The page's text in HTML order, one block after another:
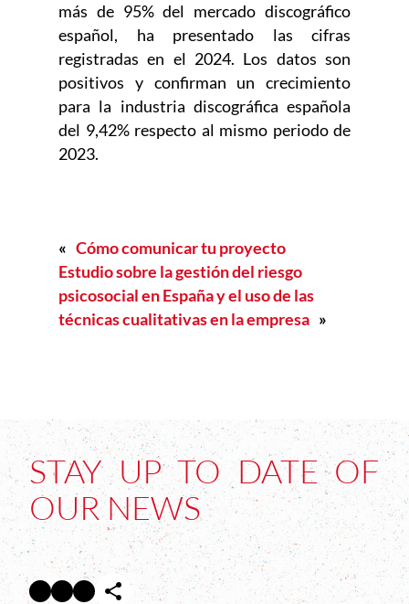
más de 95% del mercado discográfico
español, ha presentado las cifras
registradas en el 2024. Los datos son
positivos y confirman un crecimiento
para la industria discográfica española
del 9,42% respecto al mismo periodo de
2023.
« Cómo comunicar tu proyecto
Estudio sobre la gestión del riesgo
psicosocial en España y el uso de las
técnicas cualitativas en la empresa »
STAY UP TO DATE OF
OUR NEWS
Facebook Abre en nueva ventana
Twitter Abre en nueva ventana
InstagramAbre en nueva ventana